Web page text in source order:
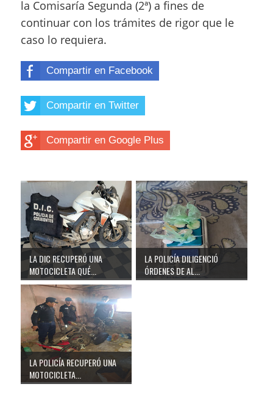
la Comisaría Segunda (2ª) a fines de
continuar con los trámites de rigor que le
caso lo requiera.
Compartir en Facebook
Compartir en Twitter
Compartir en Google Plus
LA DIC RECUPERÓ UNA
MOTOCICLETA QUÉ...
LA POLICÍA DILIGENCIÓ
ÓRDENES DE AL...
LA POLICÍA RECUPERÓ UNA
MOTOCICLETA...